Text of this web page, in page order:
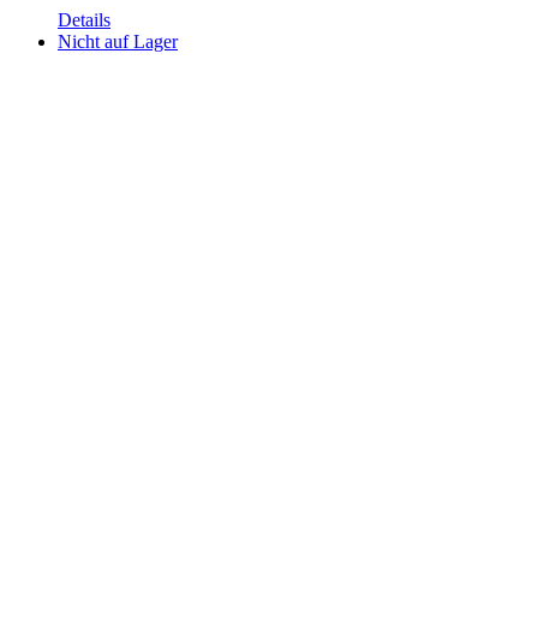
Details
Nicht auf Lager